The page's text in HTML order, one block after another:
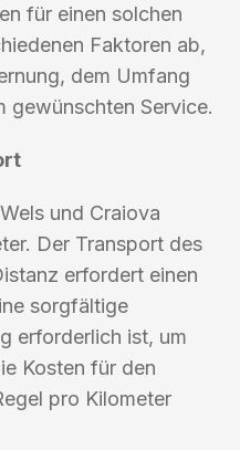
für einen solchen
Faktoren ab,
dem Umfang
gewünschten Service.
und Craiova
Der Transport des
erfordert einen
sorgfältige
erforderlich ist, um
Kosten für den
pro Kilometer